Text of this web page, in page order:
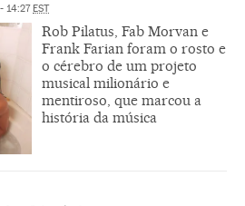
14:27 EST
Rob Pilatus, Fab Morvan e
Frank Farian foram o rosto e
o cérebro de um projeto
musical milionário e
mentiroso, que marcou a
história da música